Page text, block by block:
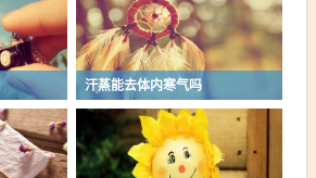
汗蒸能去体内寒气吗